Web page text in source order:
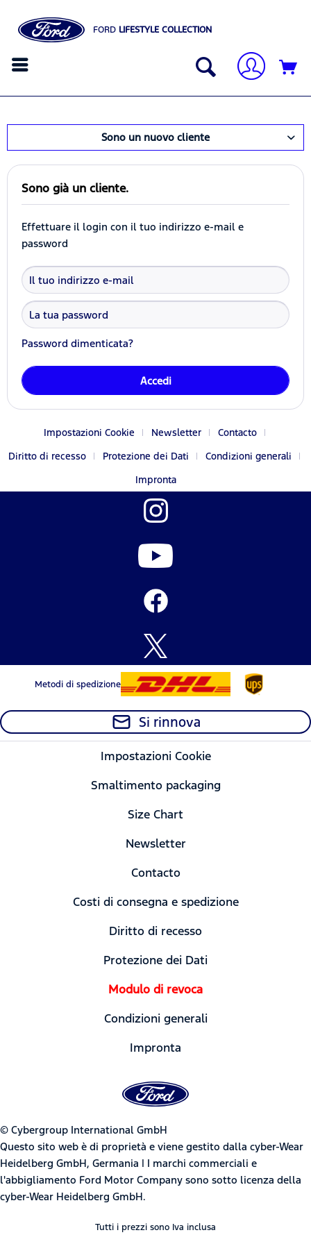
FORD LIFESTYLE COLLECTION
Sono un nuovo cliente
Sono già un cliente.
Effettuare il login con il tuo indirizzo e-mail e
password
Password dimenticata?
Accedi
Impostazioni Cookie Newsletter
Contacto
Diritto di recesso
Protezione dei Dati
Condizioni generali
Impronta
Metodi di spedizione
Si rinnova
Impostazioni Cookie
Smaltimento packaging
Size Chart
Newsletter
Contacto
Costi di consegna e spedizione
Diritto di recesso
Protezione dei Dati
Modulo di revoca
Condizioni generali
Impronta
© Cybergroup International GmbH
Questo sito web è di proprietà e viene gestito dalla cyber-Wear
Heidelberg GmbH, Germania | I marchi commerciali e
l'abbigliamento Ford Motor Company sono sotto licenza della
cyber-Wear Heidelberg GmbH.
Tutti i prezzi sono Iva inclusa